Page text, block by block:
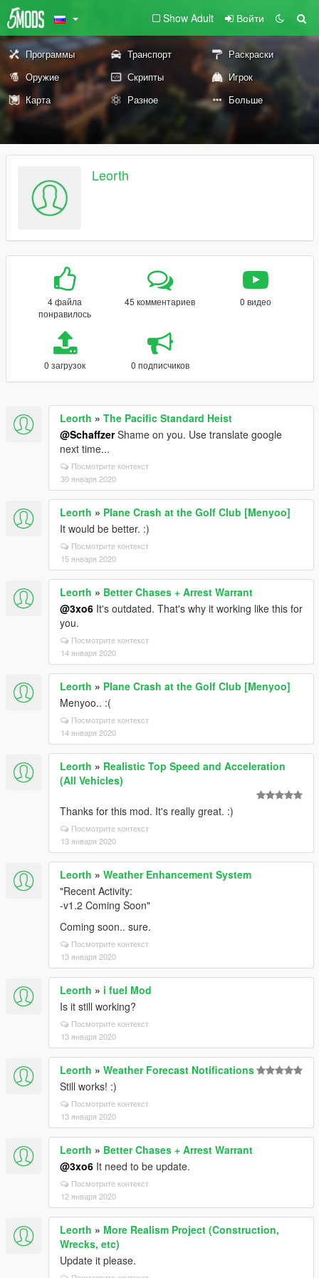
Show Adult Войти
Программы Транспорт
Раскраски
Оружие
Скрипты
Игрок
Карта
Разное Больше
Leorth
4 файла
понравилось
45 комментариев 0 видео
0 загрузок 0 подписчиков
Leorth » The Pacific Standard Heist
@SchaffzerShame on you. Use translate google
next time...
Посмотрите контекст
30 января 2020
Leorth » Plane Crash at the Golf Club [Menyoo]
It would be better. :)
Посмотрите контекст
15 января 2020
Leorth » Better Chases + Arrest Warrant
@3xo6 It's outdated. That's why it working like this for
you.
Посмотрите контекст
14 января 2020
Leorth » Plane Crash at the Golf Club [Menyoo]
Menyoo.. :(
Посмотрите контекст
14 января 2020
Leorth » Realistic Top Speed and Acceleration
(All Vehicles)
Thanks for this mod. It's really great. :)
Посмотрите контекст
13 января 2020
Leorth » Weather Enhancement System
"Recent Activity:
-v1.2 Coming Soon"
Coming soon.. sure.
Посмотрите контекст
13 января 2020
Leorth » i fuel Mod
Is it still working?
Посмотрите контекст
13 января 2020
Leorth » Weather Forecast Notifications
Still works! :)
Посмотрите контекст
13 января 2020
Leorth » Better Chases + Arrest Warrant
@3xo6 It need to be update.
Посмотрите контекст
12 января 2020
Leorth » More Realism Project (Construction,
Wrecks, etc)
Update it please.